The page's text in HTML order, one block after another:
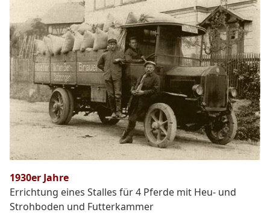
1930er Jahre
Errichtung eines Stalles für 4 Pferde mit Heu- und
Strohboden und Futterkammer